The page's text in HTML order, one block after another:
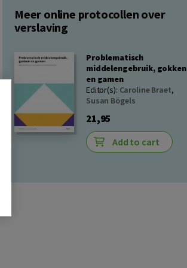
Meer online protocollen over
verslaving
Problematisch
middelengebruik, gokken
en gamen
Editor(s): Caroline Braet,
Susan Bögels
21,95
Add to cart